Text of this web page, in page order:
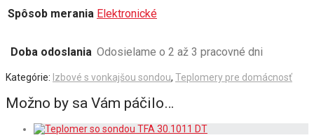
Spôsob merania Elektronické
Doba odoslania Odosielame o 2 až 3 pracovné dni
Kategórie: Izbové s vonkajšou sondou, Teplomery pre domácnosť
Možno by sa Vám páčilo…